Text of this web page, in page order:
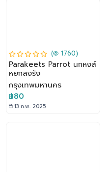
( 1760)
Parakeets Parrot นกหงส์
หยกลงรัง
กรุงเทพมหานคร
฿80
13 ก.พ. 2025